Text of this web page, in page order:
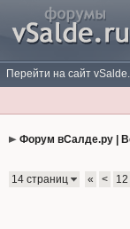
Перейти на сайт
Форум вСалде.ру |
14 страниц « < 12